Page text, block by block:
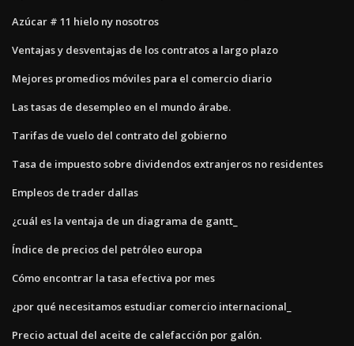
Azúcar # 11 hielo ny nosotros
Ventajas y desventajas de los contratos a largo plazo
Mejores promedios móviles para el comercio diario
Las tasas de desempleo en el mundo árabe.
Tarifas de vuelo del contrato del gobierno
Tasa de impuesto sobre dividendos extranjeros no residentes
Empleos de trader dallas
¿cuál es la ventaja de un diagrama de gantt_
Índice de precios del petróleo europa
Cómo encontrar la tasa efectiva por mes
¿por qué necesitamos estudiar comercio internacional_
Precio actual del aceite de calefacción por galón.